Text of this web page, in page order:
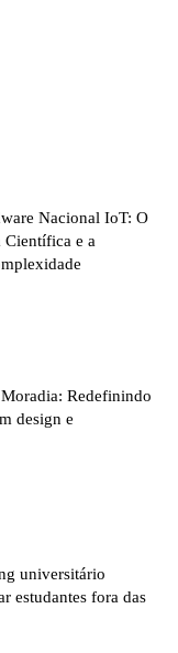
Nacional IoT: O
Científica e a
Redefinindo
design e
universitário
estudantes fora das